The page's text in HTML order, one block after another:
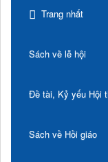
Trang nhất
Sách về lễ hội
Đề tài, Kỷ yếu Hội
Sách về Hồi giáo